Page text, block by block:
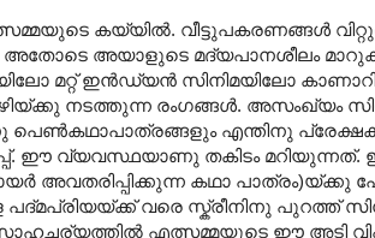
കയ്യിൽ. വീട്ടുപകരണങ്ങൾ
അതോടെ അയാളുടെ മദ്യപാനശീലം
മറ്റ് ഇൻഡ്യൻ സിനിമയിലോ
നടത്തുന്ന രംഗങ്ങൾ. അസംഖ്യം
പെൺകഥാപാത്രങ്ങളും എന്തിനു
ഈ വ്യവസ്ഥയാണു തകിടം
അവതരിപ്പിക്കുന്ന കഥാ
പദ്മപ്രിയയ്ക്ക് വരെ സ്ക്രീനിനു പുറത്ത്
സാഹചര്യത്തിൽ എത്സമ്മയുടെ ഈ അടി